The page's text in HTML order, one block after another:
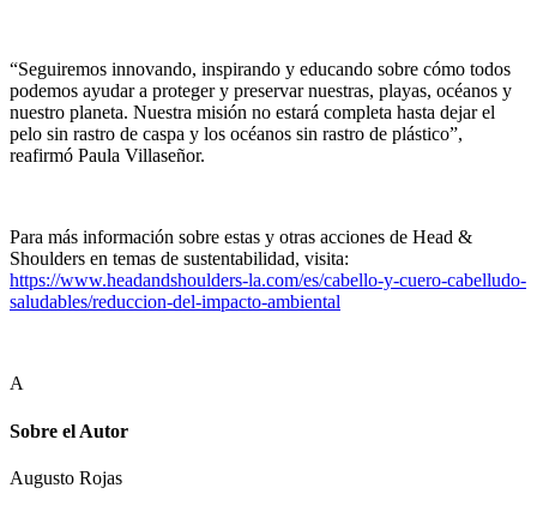
“Seguiremos innovando, inspirando y educando sobre cómo todos
podemos ayudar a proteger y preservar nuestras, playas, océanos y
nuestro planeta. Nuestra misión no estará completa hasta dejar el
pelo sin rastro de caspa y los océanos sin rastro de plástico”,
reafirmó Paula Villaseñor.
Para más información sobre estas y otras acciones de Head &
Shoulders en temas de sustentabilidad, visita:
https://www.headandshoulders-la.com/es/cabello-y-cuero-cabelludo-
saludables/reduccion-del-impacto-ambiental
A
Sobre el Autor
Augusto Rojas